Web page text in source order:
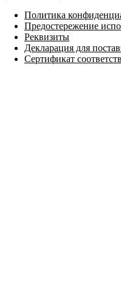
Политика
Предостережение
Реквизиты
Декларация для
Сертификат